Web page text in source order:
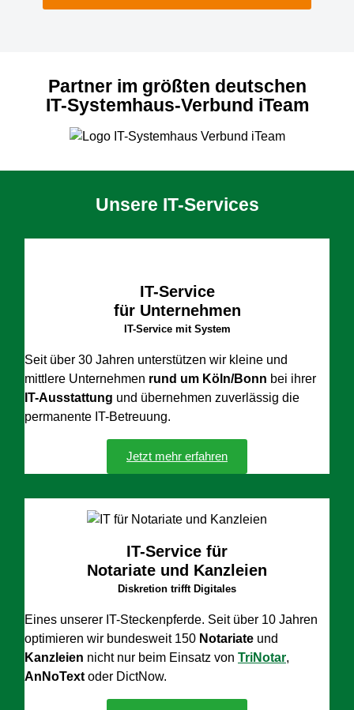
Partner im größten deutschen
IT-Systemhaus-Verbund iTeam
Unsere IT-Services
IT-Service
für Unternehmen
IT-Service mit System
Seit über 30 Jahren unterstützen wir kleine und
mittlere Unternehmen rund um Köln/Bonn bei ihrer
IT-Ausstattung und übernehmen zuverlässig die
permanente IT-Betreuung.
Jetzt mehr erfahren
IT-Service für
Notariate und Kanzleien
Diskretion trifft Digitales
Eines unserer IT-Steckenpferde. Seit über 10 Jahren
optimieren wir bundesweit 150 Notariate und
Kanzleien nicht nur beim Einsatz von TriNotar,
AnNoText oder DictNow.